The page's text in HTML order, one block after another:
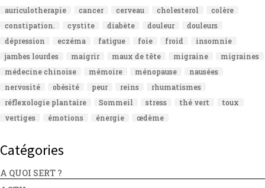
auriculotherapie
cancer cerveau cholesterol
colère
constipation.
cystite diabète douleur
douleurs
dépression
eczéma fatigue foie froid
insomnie
jambes lourdes
maigrir maux de tête migraine
migraines
médecine chinoise
mémoire ménopause
nausées
nervosité
obésité peur reins
rhumatismes
réflexologie plantaire
Sommeil stress thé vert
toux
vertiges
émotions énergie œdème
Catégories
A QUOI SERT ?